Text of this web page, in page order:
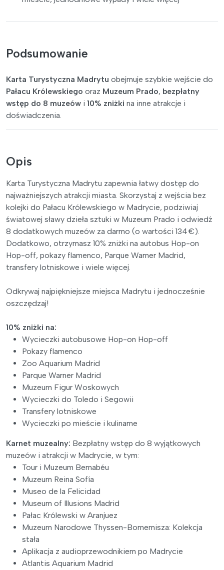
Podsumowanie
Karta Turystyczna Madrytu obejmuje szybkie wejście do
Pałacu Królewskiego oraz Muzeum Prado, bezpłatny
wstęp do 8 muzeów i 10% zniżki na inne atrakcje i
doświadczenia.
Opis
Karta Turystyczna Madrytu zapewnia łatwy dostęp do
najważniejszych atrakcji miasta. Skorzystaj z wejścia bez
kolejki do Pałacu Królewskiego w Madrycie, podziwiaj
światowej sławy dzieła sztuki w Muzeum Prado i odwiedź
8 dodatkowych muzeów za darmo (o wartości 134 €).
Dodatkowo, otrzymasz 10% zniżki na autobus Hop-on
Hop-off, pokazy flamenco, Parque Warner Madrid,
transfery lotniskowe i wiele więcej.
Odkrywaj najpiękniejsze miejsca Madrytu i jednocześnie
oszczędzaj!
10% zniżki na:
Wycieczki autobusowe Hop-on Hop-off
Pokazy flamenco
Zoo Aquarium Madrid
Parque Warner Madrid
Muzeum Figur Woskowych
Wycieczki do Toledo i Segowii
Transfery lotniskowe
Wycieczki po mieście i kulinarne
Karnet muzealny: Bezpłatny wstęp do 8 wyjątkowych
muzeów i atrakcji w Madrycie, w tym:
Tour i Muzeum Bernabéu
Muzeum Reina Sofía
Museo de la Felicidad
Museum of Illusions Madrid
Pałac Królewski w Aranjuez
Muzeum Narodowe Thyssen-Bornemisza: Kolekcja
stała
Aplikacja z audioprzewodnikiem po Madrycie
Atlantis Aquarium Madrid